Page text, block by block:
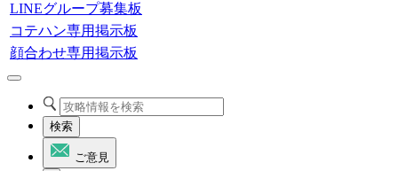
LINEグループ募集板
コテハン専用掲示板
顔合わせ専用掲示板
検索
ご意見